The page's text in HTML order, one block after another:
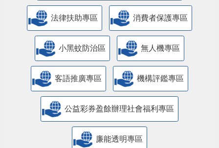
法律扶助專區 消費者保護專區
小黑蚊防治區 無人機專區
客語推廣專區 機構評鑑專區
公益彩券盈餘辦理社會福利專區
廉能透明專區